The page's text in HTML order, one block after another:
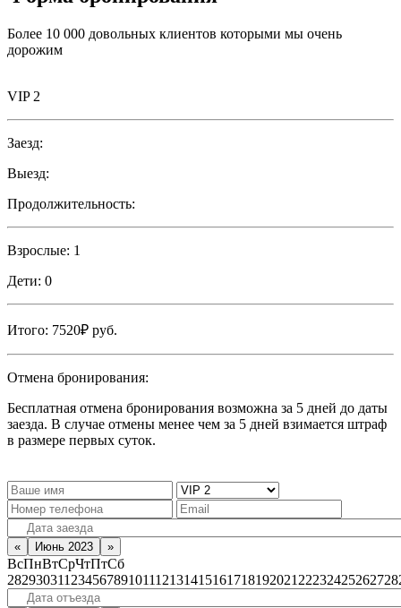
Более 10 000 довольных клиентов которыми мы очень
дорожим
VIP 2
Заезд:
Выезд:
Продолжительность:
Взрослые: 1
Дети: 0
Итого: 7520₽ руб.
Отмена бронирования:
Бесплатная отмена бронирования возможна за 5 дней до даты
заезда. В случае отмены менее чем за 5 дней взимается штраф
в размере первых суток.
« Июнь 2023 »
ВсПнВтСрЧтПтСб
282930311 23456789101112131415161718192021 22232425262728